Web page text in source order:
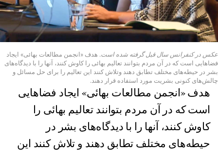
عکس در کنفرانس سال قبل گرفته شده است. هدف «انجمن مطالعات بهائی» ایجاد
فضاهایی است که در آن مردم بتوانند تعالیم بهائی را کاوش کنند، آنها را با دیدگاه‌های
بشر در حیطه‌های مختلف تطابق دهند وتلاش کنند این تعالیم را برای حل مسائل و
چالش‌های کنونی بشریت مورد استفاده قرار دهند.
هدف «انجمن مطالعات بهائی» ایجاد فضاهایی
است که در آن مردم بتوانند تعالیم بهائی را
کاوش کنند، آنها را با دیدگاه‌های بشر در
حیطه‌های مختلف تطابق دهند و تلاش کنند این